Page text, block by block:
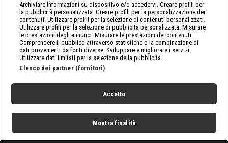
Archiviare informazioni su dispositivo e/o accedervi. Creare profili per
la pubblicità personalizzata. Creare profili per la personalizzazione dei
contenuti. Utilizzare profili per la selezione di contenuti personalizzati.
Utilizzare profili per la selezione di pubblicità personalizzata. Misurare
le prestazioni degli annunci. Misurare le prestazioni dei contenuti.
Comprendere il pubblico attraverso statistiche o la combinazione di
dati provenienti da fonti diverse. Sviluppare e migliorare i servizi.
Utilizzare dati limitati per la selezione della pubblicità.
Elenco dei partner (fornitori)
Accetto
Mostra finalità